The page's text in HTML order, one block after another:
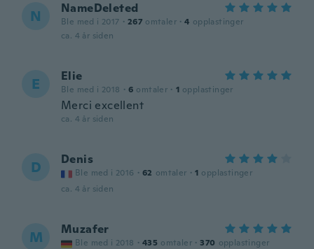
N NameDeleted
Ble med i 2017 · 267 omtaler · 4 opplastinger
ca. 4 år siden
E Elie
Ble med i 2018 · 6 omtaler · 1 opplastinger
Merci excellent
ca. 4 år siden
D Denis
Ble med i 2016 · 62 omtaler · 1 opplastinger
ca. 4 år siden
M Muzafer
Ble med i 2018 · 435 omtaler · 370 opplastinger